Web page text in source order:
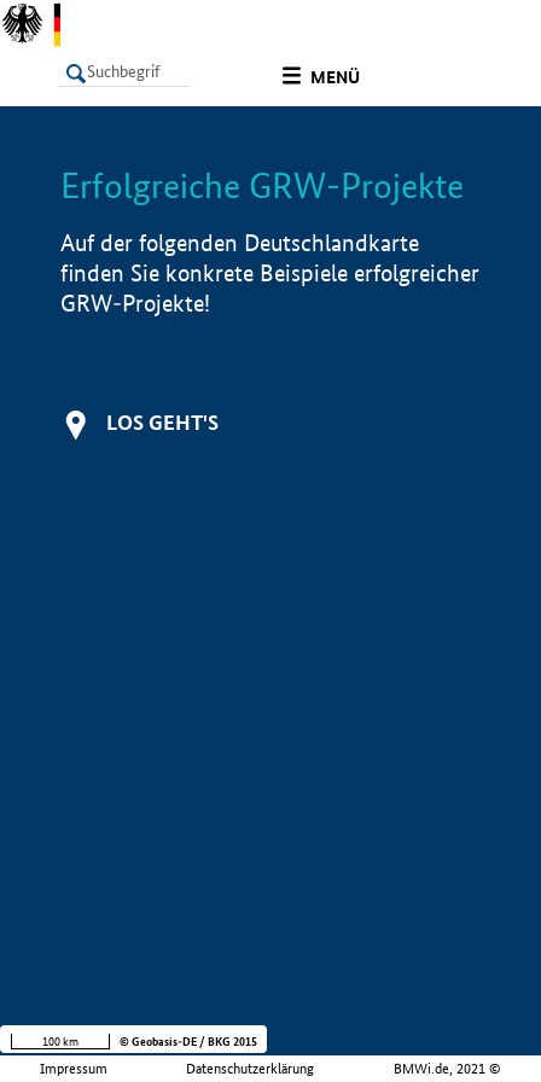
MENÜ
LISTE Info
Erfolgreiche GRW-Projekte
Auf der folgenden Deutschlandkarte
finden Sie konkrete Beispiele erfolgreicher
GRW-Projekte!
LOS GEHT'S
Impressum Datenschutzerklärung BMWi.de, 2021 ©
100 km © Geobasis-DE / BKG 2015